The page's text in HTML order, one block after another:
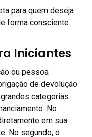
para quem deseja
forma consciente.
Iniciantes
ou pessoa
de devolução
categorias
No
em sua
No segundo, o